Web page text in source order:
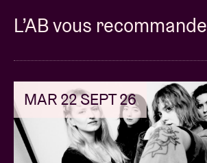
L’AB vous recommande
MAR 22 SEPT 26